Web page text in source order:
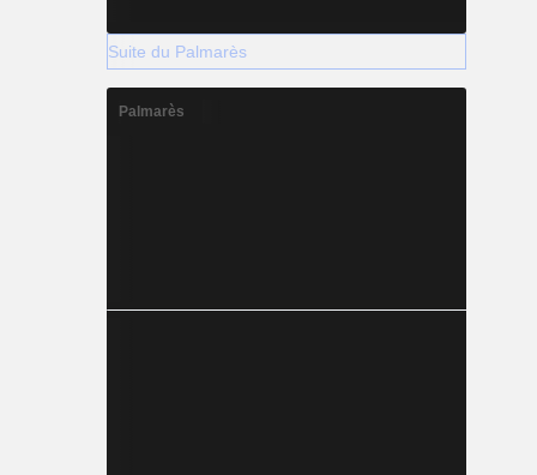
Suite du Palmarès
Palmarès